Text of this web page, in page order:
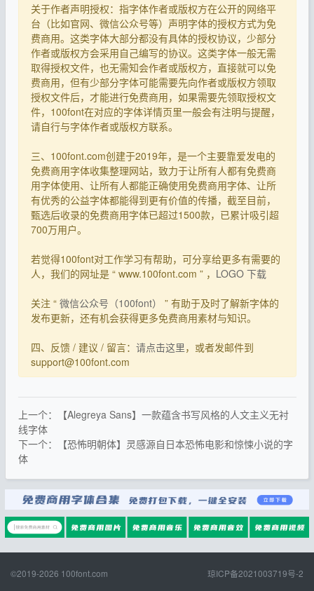
关于作者声明授权：指字体作者或版权方在公开的网络平
台（比如官网、微信公众号等）声明字体的授权方式为免
费商用。这类字体大部分都没有具体的授权协议，少部分
作者或版权方会采用自己编写的协议。这类字体一般无需
取得授权文件，也无需知会作者或版权方，直接就可以免
费商用，但有少部分字体可能需要先向作者或版权方领取
授权文件后，才能进行免费商用，如果需要先领取授权文
件，100font在对应的字体详情页里一般会有注明与提醒，
请自行与字体作者或版权方联系。
三、100font.com创建于2019年，是一个主要靠爱发电的
免费商用字体收集整理网站，致力于让所有人都有免费商
用字体使用、让所有人都能正确使用免费商用字体、让所
有优秀的公益字体都能得到更有价值的传播，截至目前，
甄选后收录的免费商用字体已超过1500款，已累计吸引超
700万用户。
若觉得100font对工作学习有帮助，可分享给更多有需要的
人，我们的网址是 “ www.100font.com ” ， LOGO 下载
关注 “ 微信公众号（100font）
” 有助于及时了解新字体的
发布更新，还有机会获得更多免费商用素材与知识。
四、反馈 / 建议 / 留言： 请点击这里，或者发邮件到
support@100font.com
上一个：【Alegreya Sans】一款蕴含书写风格的人文主义无衬
线字体
下一个：【恐怖明朝体】灵感源自日本恐怖电影和惊悚小说的字
体
©2019-2026 100font.com 琼ICP备2021003719号-2